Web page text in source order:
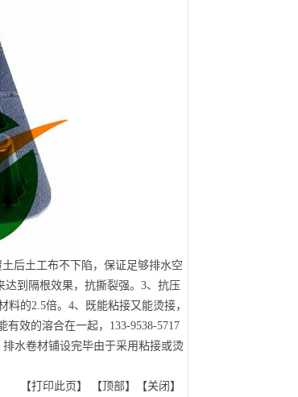
后土工布不下陷，保证足够排水空
到隔根效果，抗撕裂强。3、抗压
的2.5倍。4、既能粘接又能烫接，
效的溶合在一起，133-9538-5717
水卷材铺设完毕由于采用粘接或烫
【打印此页 】 【 顶部】【关闭 】